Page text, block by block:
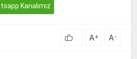
Kanalımız
A+ A-